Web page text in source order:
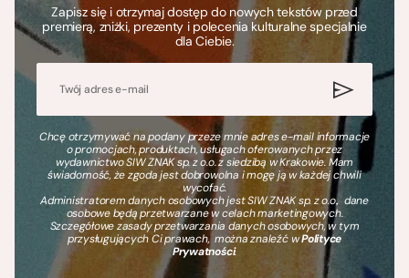
Zapisz się i otrzymaj dostęp do nowych tekstów przed
premierą, zniżki, prezenty i polecenia kulturalne specjalnie
dla Ciebie.
Chcę otrzymywać na podany przeze mnie adres e-mail informacje
o promocjach, produktach, usługach oferowanych przez
wydawnictwo SIW ZNAK sp. z o.o. z siedzibą w Krakowie. Mam
świadomość, że zgoda jest dobrowolna i mogę ją w każdej chwili
wycofać.
Administratorem danych osobowych jest SIW ZNAK sp. z o.o., dane
osobowe będą przetwarzane w celach marketingowych.
Szczegółowe zasady przetwarzania danych osobowych, w tym
przysługujących Ci prawach, można znaleźć wPolityce
Prywatności.